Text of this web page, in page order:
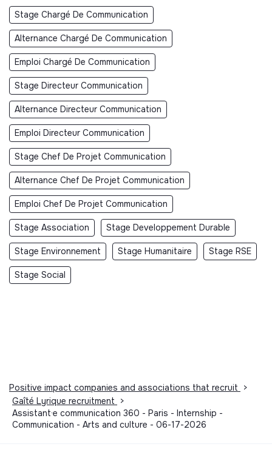
Stage Chargé De Communication
Alternance Chargé De Communication
Emploi Chargé De Communication
Stage Directeur Communication
Alternance Directeur Communication
Emploi Directeur Communication
Stage Chef De Projet Communication
Alternance Chef De Projet Communication
Emploi Chef De Projet Communication
Stage Association Stage Developpement Durable
Stage Environnement Stage Humanitaire Stage RSE
Stage Social
Positive impact companies and associations that recruit
>
Gaîté Lyrique recruitment
>
Assistant·e communication 360 - Paris - Internship -
Communication - Arts and culture - 06-17-2026